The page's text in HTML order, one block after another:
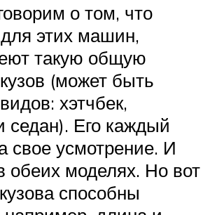
о том, что
этих машин,
такую общую
(может быть
хэтчбек,
седан). Его каждый
свое усмотрение. И
обеих моделях. Но вот
способны